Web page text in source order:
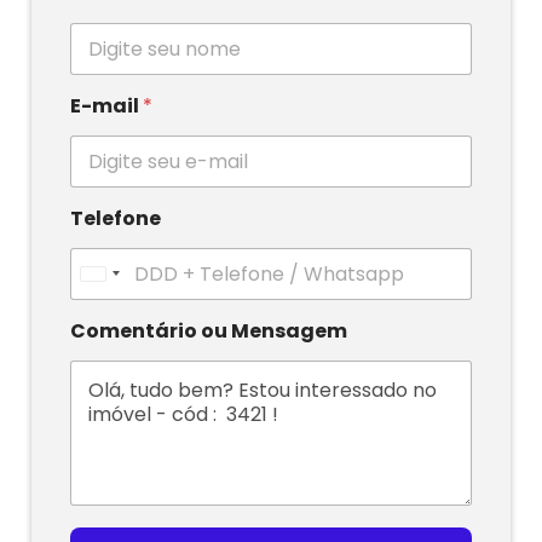
E-mail *
Telefone
n
i
d
S
e
s
Comentário ou Mensagem